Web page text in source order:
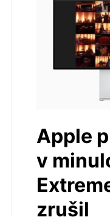
Apple
v
zrušil